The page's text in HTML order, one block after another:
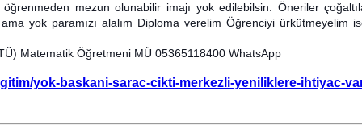
mezun olunabilir imajı yok edilebilsin. Öneriler
yok paramızı alalım Diploma verelim Öğrenciyi ürkütmeyelim
Matematik Öğretmeni MÜ 05365118400 WhatsApp
yok-baskani-sarac-cikti-merkezli-yeniliklere-ihtiyac-